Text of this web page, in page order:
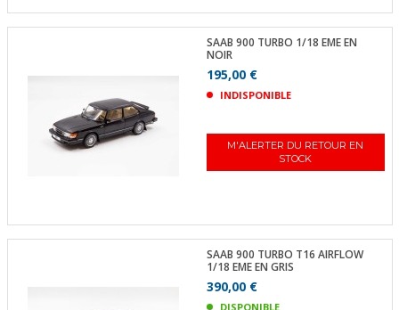
SAAB 900 TURBO 1/18 EME EN
NOIR
195,00 €
INDISPONIBLE
M'ALERTER DU RETOUR EN
STOCK
SAAB 900 TURBO T16 AIRFLOW
1/18 EME EN GRIS
390,00 €
DISPONIBLE